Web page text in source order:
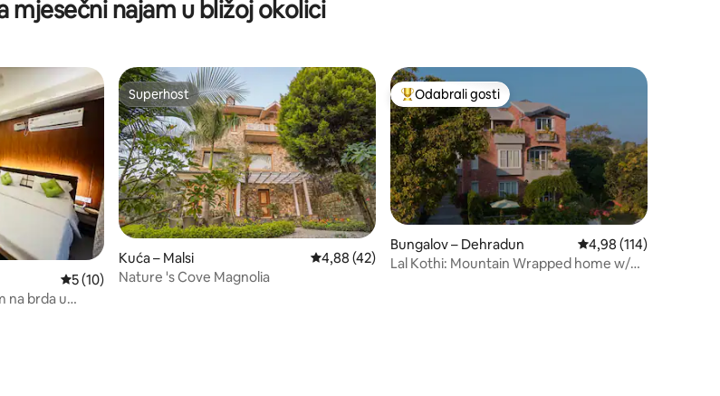
mjesečni najam u bližoj okolici
Prosječna ocjena: 5/5, recenzija: 10
5 (10)
na brda u
Superhost
Superhost
Kuća – Malsi Prosječna ocjena: 4,88/5, recenzija: 42
4,88 (42)
Nature 's Cove Magnolia
Među najviše rangiranima s oznakom „Odabrali gosti”
Odabrali gosti
Bungalov – Dehradun Prosječna ocjena:
4,98 (114)
Lal Kothi: Mountain Wrapped home w/